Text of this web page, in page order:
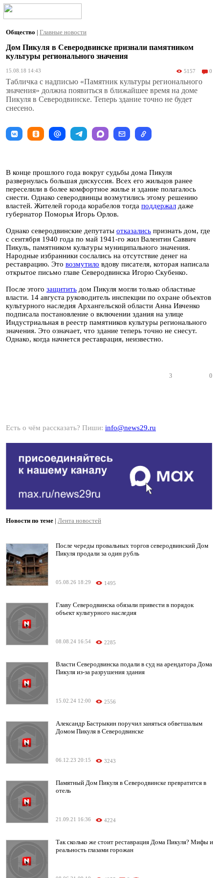
Общество | Главные новости
Дом Пикуля в Северодвинске признали памятником
культуры регионального значения
15.08.18 14:43 5157 0
Табличка с надписью «Памятник культуры регионального
значения» должна появиться в ближайшее время на доме
Пикуля в Северодвинске. Теперь здание точно не будет
снесено.
В конце прошлого года вокруг судьбы дома Пикуля
развернулась большая дискуссия. Всех его жильцов ранее
переселили в более комфортное жилье и здание полагалось
снести. Однако северодвинцы возмутились этому решению
властей. Жителей города корабелов тогда поддержал даже
губернатор Поморья Игорь Орлов.
Однако северодвинские депутаты отказались признать дом, где
с сентября 1940 года по май 1941-го жил Валентин Саввич
Пикуль, памятником культуры муниципального значения.
Народные избранники сослались на отсутствие денег на
реставрацию. Это возмутило вдову писателя, которая написала
открытое письмо главе Северодвинска Игорю Скубенко.
После этого защитить дом Пикуля могли только областные
власти. 14 августа руководитель инспекции по охране объектов
культурного наследия Архангельской области Анна Ивченко
подписала постановление о включении здания на улице
Индустриальная в реестр памятников культуры регионального
значения. Это означает, что здание теперь точно не снесут.
Однако, когда начнется реставрация, неизвестно.
3 0
Есть о чём рассказать? Пиши: info@news29.ru
Новости по теме | Лента новостей
После череды провальных торгов северодвинский Дом
Пикуля продали за один рубль
05.08.26 18:29 1495
Главу Северодвинска обязали привести в порядок
объект культурного наследия
08.08.24 16:54 2285
Власти Северодвинска подали в суд на арендатора Дома
Пикуля из-за разрушения здания
15.02.24 12:00 2556
Александр Бастрыкин поручил заняться обветшалым
Домом Пикуля в Северодвинске
06.12.23 20:15 3243
Памятный Дом Пикуля в Северодвинске превратится в
отель
21.09.21 16:36 4224
Так сколько же стоит реставрация Дома Пикуля? Мифы и
реальность глазами горожан